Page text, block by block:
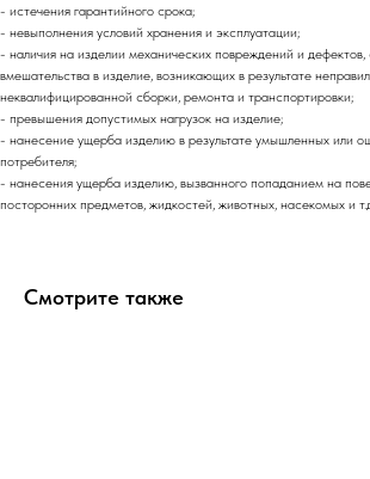
- истечения гарантийного срока;
- невыполнения условий хранения и эксплуатации;
- наличия на изделии механических повреждений и дефектов,
вмешательства в изделие, возникающих в результате
неквалифицированной сборки, ремонта и транспортировки;
- превышения допустимых нагрузок на изделие;
- нанесение ущерба изделию в результате умышленных или
потребителя;
- нанесения ущерба изделию, вызванного попаданием на
посторонних предметов, жидкостей, животных, насекомых и
Смотрите также